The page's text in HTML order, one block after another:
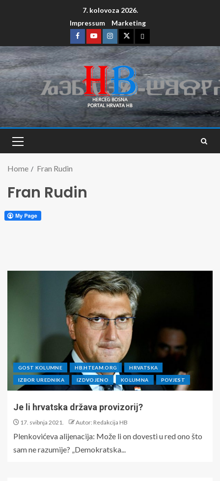
7. kolovoza 2026.
Impressum
Marketing
Home Fran Rudin
Fran Rudin
GOST KOLUMNE HB.HTEAM.ORG HRVATSKA
IZBOR UREDNIKA IZDVOJENO KOLUMNA POVJEST
Je li hrvatska država provizorij?
17. svibnja 2021. Autor: Redakcija HB
Plenkovićeva alijenacija: Može li on dovesti u red ono što
sam ne razumije? „Demokratska...